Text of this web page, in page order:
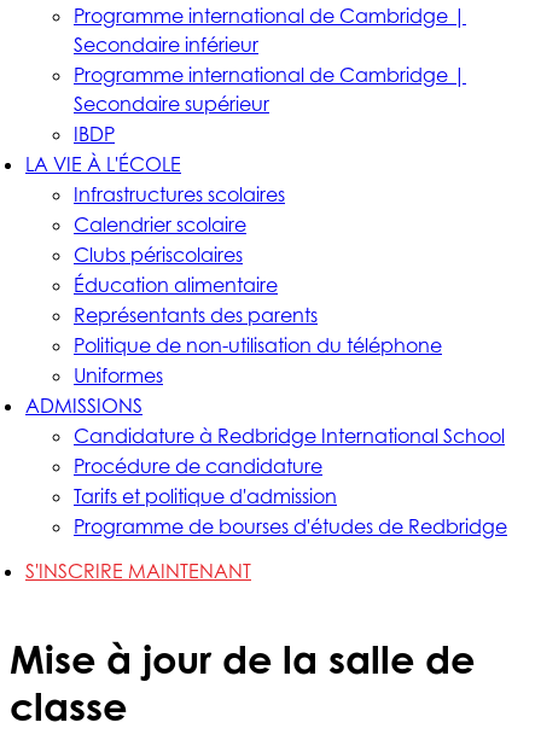
Programme international de Cambridge |
Secondaire inférieur
Programme international de Cambridge |
Secondaire supérieur
IBDP
LA VIE À L'ÉCOLE
Infrastructures scolaires
Calendrier scolaire
Clubs périscolaires
Éducation alimentaire
Représentants des parents
Politique de non-utilisation du téléphone
Uniformes
ADMISSIONS
Candidature à Redbridge International School
Procédure de candidature
Tarifs et politique d'admission
Programme de bourses d'études de Redbridge
S'INSCRIRE MAINTENANT
Mise à jour de la salle de
classe